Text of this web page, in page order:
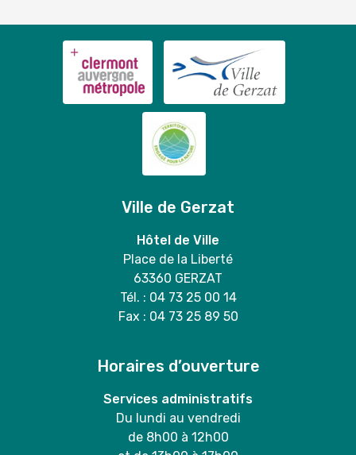
Ville de Gerzat
Hôtel de Ville
Place de la Liberté
63360 GERZAT
Tél. : 04 73 25 00 14
Fax : 04 73 25 89 50
Horaires d’ouverture
Services administratifs
Du lundi au vendredi
de 8h00 à 12h00